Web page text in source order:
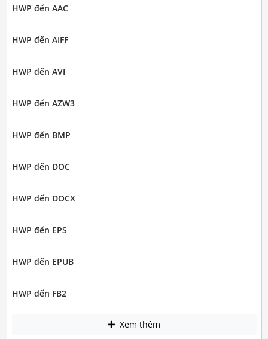
HWP đến AAC
HWP đến AIFF
HWP đến AVI
HWP đến AZW3
HWP đến BMP
HWP đến DOC
HWP đến DOCX
HWP đến EPS
HWP đến EPUB
HWP đến FB2
Xem thêm